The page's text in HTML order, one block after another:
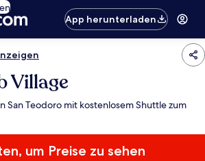
App herunterladen
Village
San Teodoro mit kostenlosem Shuttle zum
um Preise zu sehen